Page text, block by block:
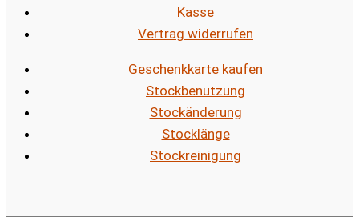
Kasse
Vertrag widerrufen
Geschenkkarte kaufen
Stockbenutzung
Stockänderung
Stocklänge
Stockreinigung